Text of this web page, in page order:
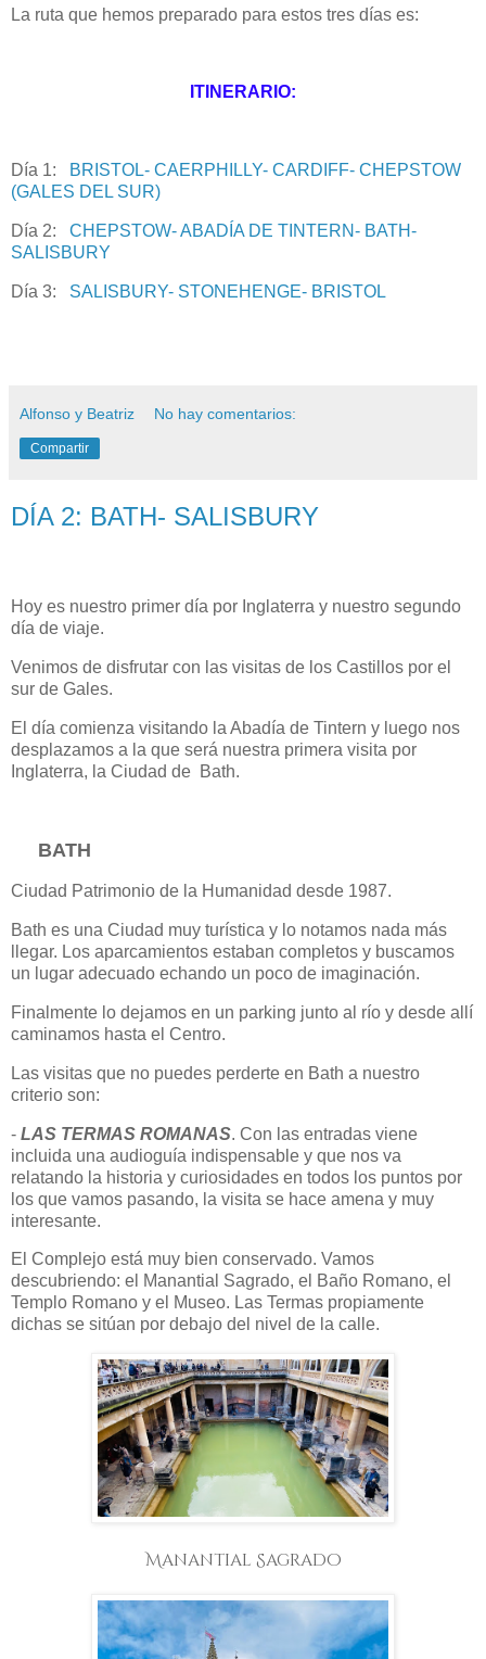
La ruta que hemos preparado para estos tres días es:
ITINERARIO:
Día 1:
BRISTOL- CAERPHILLY- CARDIFF- CHEPSTOW
(GALES DEL SUR)
Día 2: CHEPSTOW- ABADÍA DE TINTERN- BATH-
SALISBURY
Día 3: SALISBURY- STONEHENGE- BRISTOL
Alfonso y Beatriz No hay comentarios:
Compartir
DÍA 2: BATH- SALISBURY
Hoy es nuestro primer día por Inglaterra y nuestro segundo
día de viaje.
Venimos de disfrutar con las visitas de los Castillos por el
sur de Gales.
El día comienza visitando la Abadía de Tintern y luego nos
desplazamos a la que será nuestra primera visita por
Inglaterra, la Ciudad de Bath.
BATH
Ciudad Patrimonio de la Humanidad desde 1987.
Bath es una Ciudad muy turística y lo notamos nada más
llegar. Los aparcamientos estaban completos y buscamos
un lugar adecuado echando un poco de imaginación.
Finalmente lo dejamos en un parking junto al río y desde allí
caminamos hasta el Centro.
Las visitas que no puedes perderte en Bath a nuestro
criterio son:
- LAS TERMAS ROMANAS. Con las entradas viene
incluida una audioguía indispensable y que nos va
relatando la historia y curiosidades en todos los puntos por
los que vamos pasando, la visita se hace amena y muy
interesante.
El Complejo está muy bien conservado. Vamos
descubriendo: el Manantial Sagrado, el Baño Romano, el
Templo Romano y el Museo. Las Termas propiamente
dichas se sitúan por debajo del nivel de la calle.
Manantial Sagrado